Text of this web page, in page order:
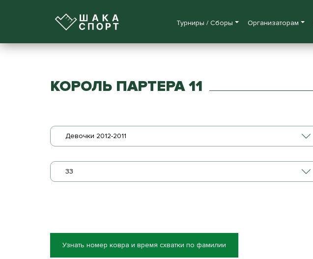
Турниры / Сборы Организаторам
КОРОЛЬ ПАРТЕРА 11
Девочки 2012-2011
33
Узнать номер ковра и время схватки по фамилии